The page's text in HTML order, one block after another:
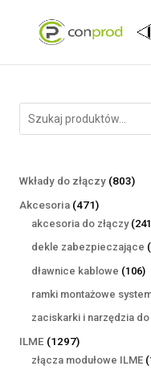
Wkłady do złączy 803803
Akcesoria 471471
produktów
akcesoria do złączy 241
dekle zabezpieczające
dławnice kablowe 106
ramki montażowe
zaciskarki i narzędzia
ILME 12971297
produktów
złącza modułowe ILME